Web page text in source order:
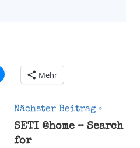
Mehr
Nächster Beitrag
SETI @home – Search
for